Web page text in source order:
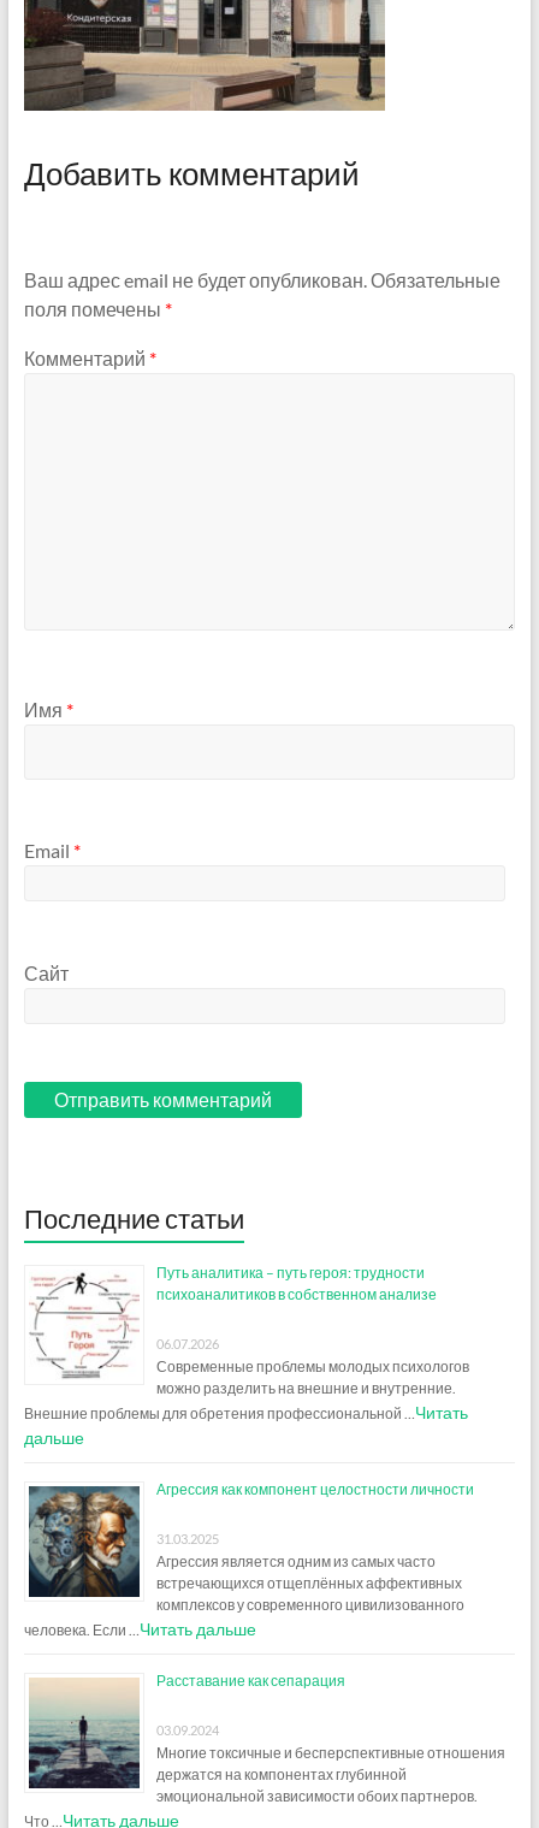
Добавить комментарий
Ваш адрес email не будет опубликован. Обязательные
поля помечены *
Комментарий *
Имя *
Email *
Сайт
Последние статьи
Путь аналитика – путь героя: трудности
психоаналитиков в собственном анализе
06.07.2026
Современные проблемы молодых психологов
можно разделить на внешние и внутренние.
Внешние проблемы для обретения профессиональной …Читать
дальше
Агрессия как компонент целостности личности
31.03.2025
Агрессия является одним из самых часто
встречающихся отщеплённых аффективных
комплексов у современного цивилизованного
человека. Если …Читать дальше
Расставание как сепарация
03.09.2024
Многие токсичные и бесперспективные отношения
держатся на компонентах глубинной
эмоциональной зависимости обоих партнеров.
Что …Читать дальше